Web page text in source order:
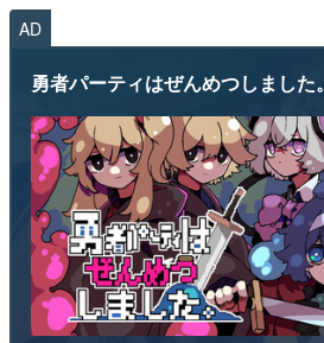
AD
勇者パーティはぜんめつしました。